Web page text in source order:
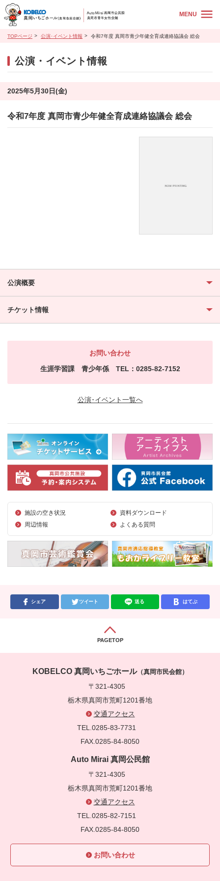
MENU
TOPページ 公演･イベント情報 令和7年度 真岡市青少年健全育成連絡協議会 総会
公演・イベント情報
2025年5月30日(金)
令和7年度 真岡市青少年健全育成連絡協議会 総会
公演概要
チケット情報
お問い合わせ
生涯学習課 青少年係 TEL：0285-82-7152
公演･イベント一覧へ
施設の空き状況
資料ダウンロード
周辺情報
よくある質問
シェア ツイート 送る はてぶ
PAGETOP
KOBELCO 真岡いちごホール（真岡市民会館）
〒321-4305
栃木県真岡市荒町1201番地
交通アクセス
TEL.0285-83-7731
FAX.0285-84-8050
Auto Mirai 真岡公民館
〒321-4305
栃木県真岡市荒町1201番地
交通アクセス
TEL.0285-82-7151
FAX.0285-84-8050
お問い合わせ